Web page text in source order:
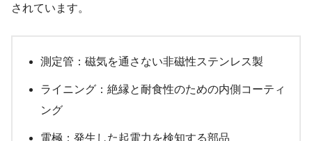
されています。
測定管：磁気を通さない非磁性ステンレス製
ライニング：絶縁と耐食性のための内側コーティ
ング
電極：発生した起電力を検知する部品